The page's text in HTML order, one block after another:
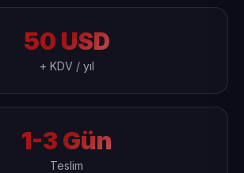
50 USD
+ KDV / yıl
1-3 Gün
Teslim